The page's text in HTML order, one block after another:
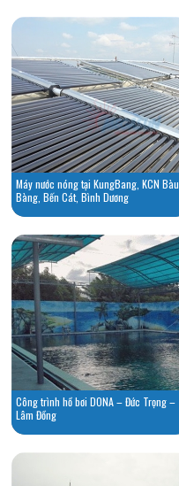
Máy nước nóng tại KungBang, KCN Bàu
Bàng, Bến Cát, Bình Dương
Công trình hồ bơi DONA – Đức Trọng –
Lâm Đồng